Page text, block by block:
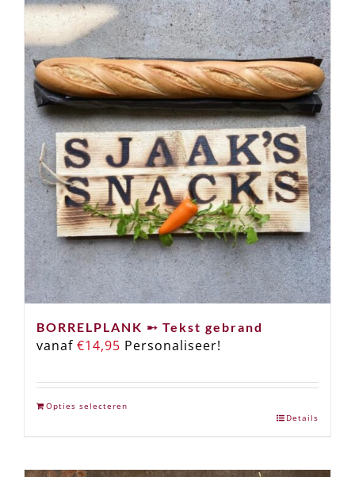
BORRELPLANK ➸ Tekst gebrand
vanaf €14,95 Personaliseer!
Opties selecteren
Details